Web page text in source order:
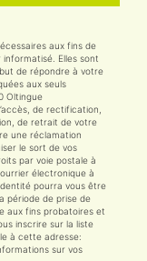
aux fins de
Elles sont
de répondre à votre
aux seuls
Oltingue
de rectification,
de retrait de votre
une réclamation
le sort de vos
par voie postale à
électronique à
pourra vous être
période de prise de
aux fins probatoires et
inscrire sur la liste
à cette adresse:
sur vos